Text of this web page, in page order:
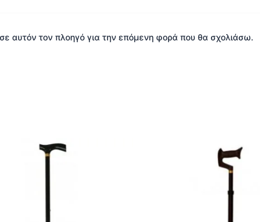
αυτόν τον πλοηγό για την επόμενη φορά που θα σχολιάσω.